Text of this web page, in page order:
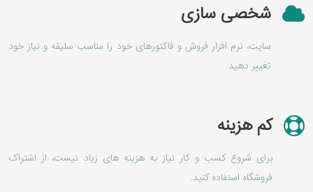
شخصی سازی
سایت، نرم افزار فروش و فاکتورهای خود را مناسب سلیقه و نیاز خود
تغییر دهید.
کم هزینه
برای شروع کسب و کار نیاز به هزینه های زیاد نیست، از اشتراک
فروشگاه استفاده کنید.